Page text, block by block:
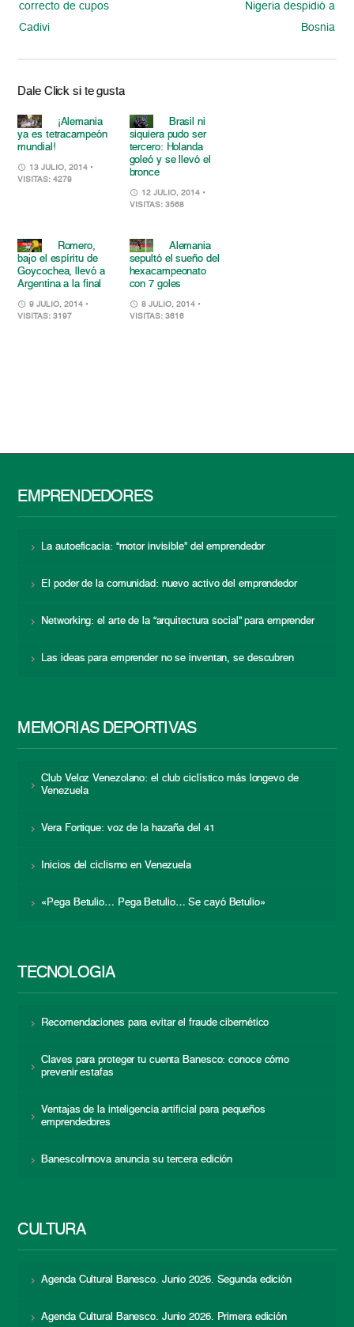
correcto de cupos
Cadivi
Nigeria despidió a
Bosnia
Dale Click si te gusta
¡Alemania
ya es tetracampeón
mundial!
13 JULIO, 2014 •
VISITAS: 4279
Brasil ni
siquiera pudo ser
tercero: Holanda
goleó y se llevó el
bronce
12 JULIO, 2014 •
VISITAS: 3568
Romero,
bajo el espíritu de
Goycochea, llevó a
Argentina a la final
9 JULIO, 2014 •
VISITAS: 3197
Alemania
sepultó el sueño del
hexacampeonato
con 7 goles
8 JULIO, 2014 •
VISITAS: 3616
EMPRENDEDORES
La autoeficacia: “motor invisible” del emprendedor
El poder de la comunidad: nuevo activo del emprendedor
Networking: el arte de la “arquitectura social” para emprender
Las ideas para emprender no se inventan, se descubren
MEMORIAS DEPORTIVAS
Club Veloz Venezolano: el club ciclístico más longevo de
Venezuela
Vera Fortique: voz de la hazaña del 41
Inicios del ciclismo en Venezuela
«Pega Betulio… Pega Betulio… Se cayó Betulio»
TECNOLOGÍA
Recomendaciones para evitar el fraude cibernético
Claves para proteger tu cuenta Banesco: conoce cómo
prevenir estafas
Ventajas de la inteligencia artificial para pequeños
emprendedores
BanescoInnova anuncia su tercera edición
CULTURA
Agenda Cultural Banesco. Junio 2026. Segunda edición
Agenda Cultural Banesco. Junio 2026. Primera edición